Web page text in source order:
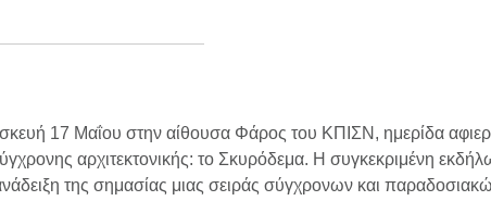
17 Μαΐου στην αίθουσα Φάρος του ΚΠIΣΝ, ημερίδα
αρχιτεκτονικής: το Σκυρόδεμα. Η συγκεκριμένη
της σημασίας μιας σειράς σύγχρονων και